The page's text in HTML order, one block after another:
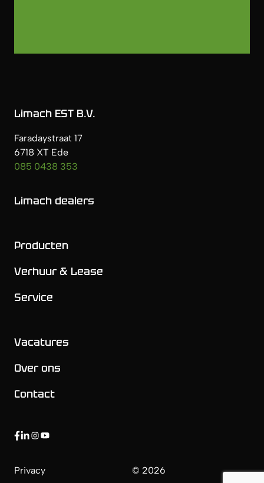
Limach EST B.V.
Faradaystraat 17
6718 XT Ede
085 0438 353
Limach dealers
Producten
Verhuur & Lease
Service
Vacatures
Over ons
Contact
https://www.facebook.com/limachelectricalmachines
https://www.linkedin.com/company/limach/
https://www.instagram.com/limach_est/
https://www.youtube.com/
Privacy © 2026